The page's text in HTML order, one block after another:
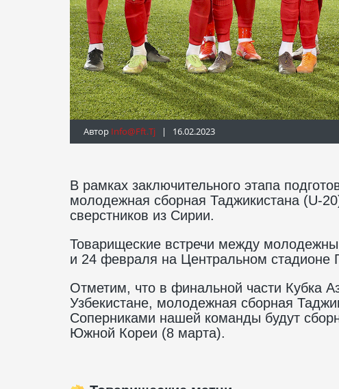
Автор Info@fft.tj | 16.02.2023
В рамках заключительного этапа
молодежная сборная Таджикистана (U-
сверстников из Сирии.
Товарищеские встречи между
и 24 февраля на Центральном стадионе
Отметим, что в финальной части Кубка
Узбекистане, молодежная сборная
Соперниками нашей команды будут
Южной Кореи (8 марта).